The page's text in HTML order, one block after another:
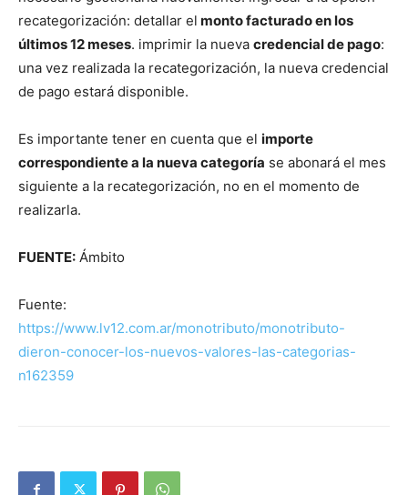
recategorización: detallar el monto facturado en los
últimos 12 meses. imprimir la nueva credencial de pago:
una vez realizada la recategorización, la nueva credencial
de pago estará disponible.
Es importante tener en cuenta que el importe
correspondiente a la nueva categoría se abonará el mes
siguiente a la recategorización, no en el momento de
realizarla.
FUENTE: Ámbito
Fuente:
https://www.lv12.com.ar/monotributo/monotributo-
dieron-conocer-los-nuevos-valores-las-categorias-
n162359